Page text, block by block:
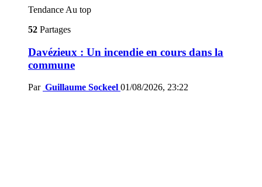
Tendance Au top
52 Partages
Davézieux : Un incendie en cours dans la
commune
Par Guillaume Sockeel 01/08/2026, 23:22